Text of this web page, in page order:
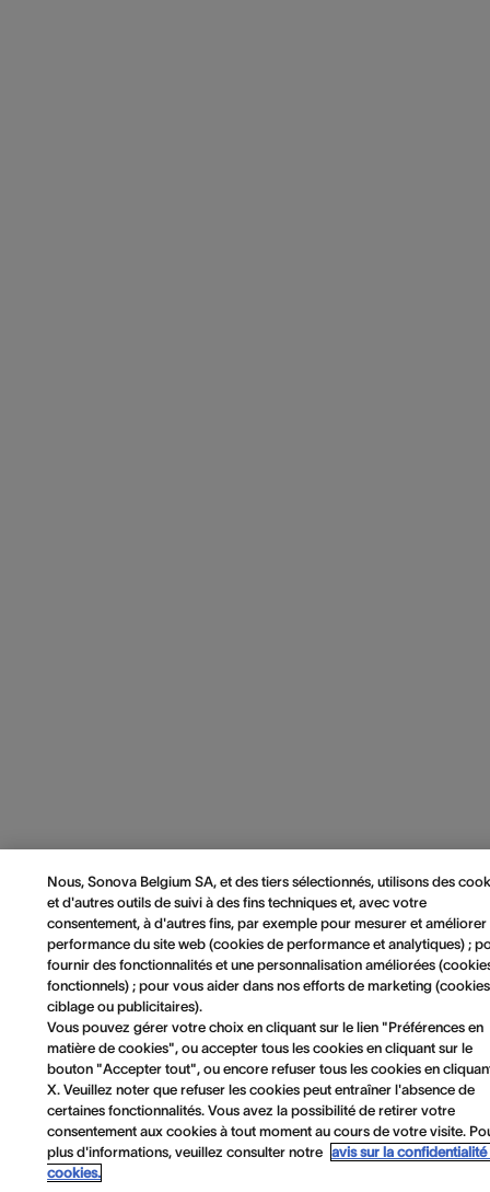
Nous, Sonova Belgium SA, et des tiers sélectionnés, utilisons des
et d'autres outils de suivi à des fins techniques et, avec votre
consentement, à d'autres fins, par exemple pour mesurer et améliorer
performance du site web (cookies de performance et analytiques) ;
fournir des fonctionnalités et une personnalisation améliorées
fonctionnels) ; pour vous aider dans nos efforts de marketing
ciblage ou publicitaires).
Vous pouvez gérer votre choix en cliquant sur le lien "Préférences en
matière de cookies", ou accepter tous les cookies en cliquant sur le
bouton "Accepter tout", ou encore refuser tous les cookies en
X. Veuillez noter que refuser les cookies peut entraîner l'absence de
certaines fonctionnalités. Vous avez la possibilité de retirer votre
consentement aux cookies à tout moment au cours de votre visite.
plus d'informations, veuillez consulter notre avis sur la confidentialité
cookies.